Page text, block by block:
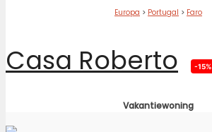
Europa > Portugal > Faro
Casa Roberto -15%
Vakantiewoning